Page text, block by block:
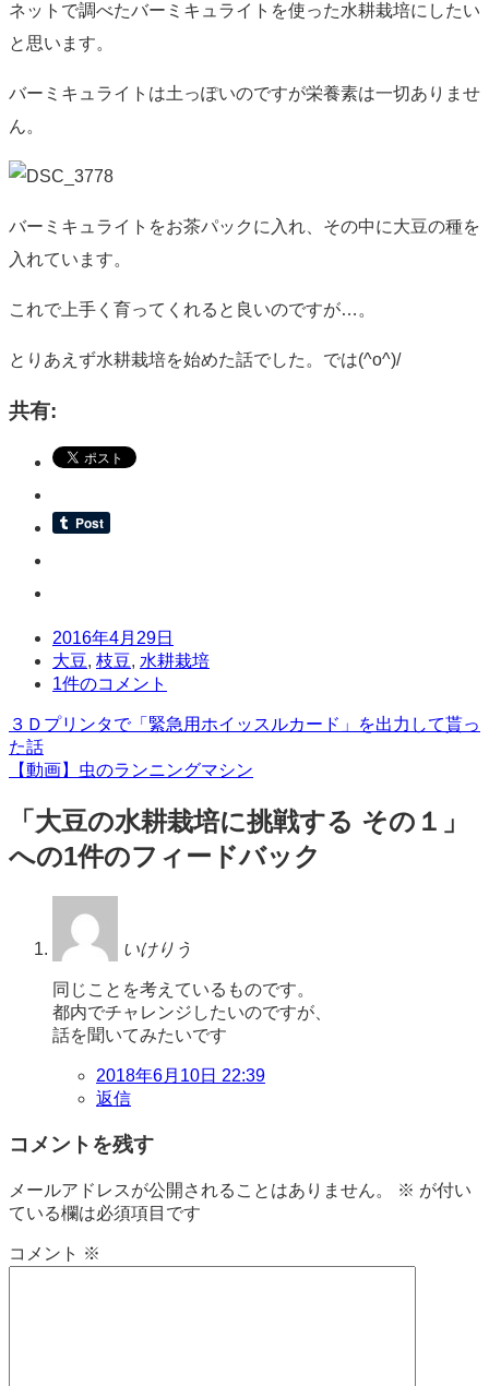
ネットで調べたバーミキュライトを使った水耕栽培にしたい
と思います。
バーミキュライトは土っぽいのですが栄養素は一切ありませ
ん。
バーミキュライトをお茶パックに入れ、その中に大豆の種を
入れています。
これで上手く育ってくれると良いのですが…。
とりあえず水耕栽培を始めた話でした。では(^o^)/
共有:
日
時
2016年4月29日
タ
グ
大豆, 枝豆, 水耕栽培
コ
ン
1件のコメント
投
稿
ビ
ゲ
３Ｄプリンタで「緊急用ホイッスルカード」を出力して貰っ
た話
【動画】虫のランニングマシン
「大豆の水耕栽培に挑戦する その１ 」
への1件のフィードバック
いけりう
同じことを考えているものです。
都内でチャレンジしたいのですが、
話を聞いてみたいです
2018年6月10日 22:39
返信
コメントを残す
メールアドレスが公開されることはありません。 ※ が付い
ている欄は必須項目です
コメント ※